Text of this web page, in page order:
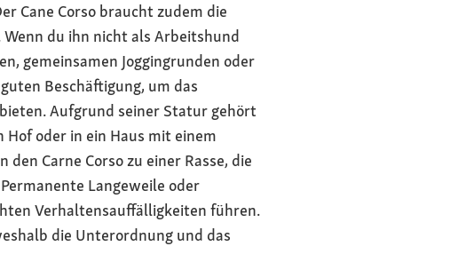
Cane Corso braucht zudem die
du ihn nicht als Arbeitshund
gemeinsamen Joggingrunden oder
Beschäftigung, um das
Aufgrund seiner Statur gehört
oder in ein Haus mit einem
Carne Corso zu einer Rasse, die
Langeweile oder
Verhaltensauffälligkeiten führen.
die Unterordnung und das